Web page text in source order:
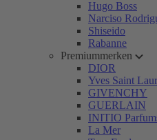
Hugo Boss
Narciso
Shiseido
Rabanne
Premiummerken
DIOR
Yves Saint
GIVENCHY
GUERLAIN
INITIO
La Mer